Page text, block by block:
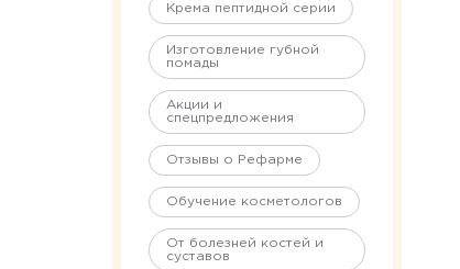
Крема пептидной серии
Изготовление губной
помады
Акции и
спецпредложения
Отзывы о Рефарме
Обучение косметологов
От болезней костей и
суставов